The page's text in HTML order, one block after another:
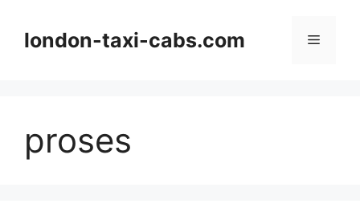
london-taxi-cabs.com Menu
proses